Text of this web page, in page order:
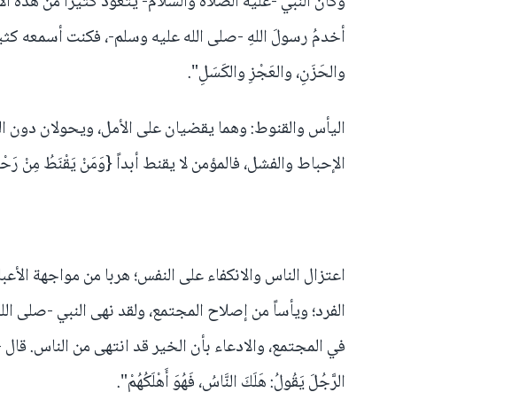
أخدمُ رسولَ اللهِ -صلى الله عليه وسلم-، فكنت أسمعه
والحَزَنِ، والعَجْزِ والكَسَلِ".
اليأس والقنوط: وهما يقضيان على الأمل، ويحولان دون
الإحباط والفشل، فالمؤمن لا يقنط أبداً {وَمَنْ يَقْنَطُ مِنْ
اعتزال الناس والانكفاء على النفس؛ هربا من مواجهة
الفرد؛ ويأساً من إصلاح المجتمع، ولقد نهى النبي -صلى
في المجتمع، والادعاء بأن الخير قد انتهى من الناس.
الرَّجُلَ يَقُولُ: هَلَكَ النَّاسُ، فَهُوَ أَهْلَكُهُمْ".